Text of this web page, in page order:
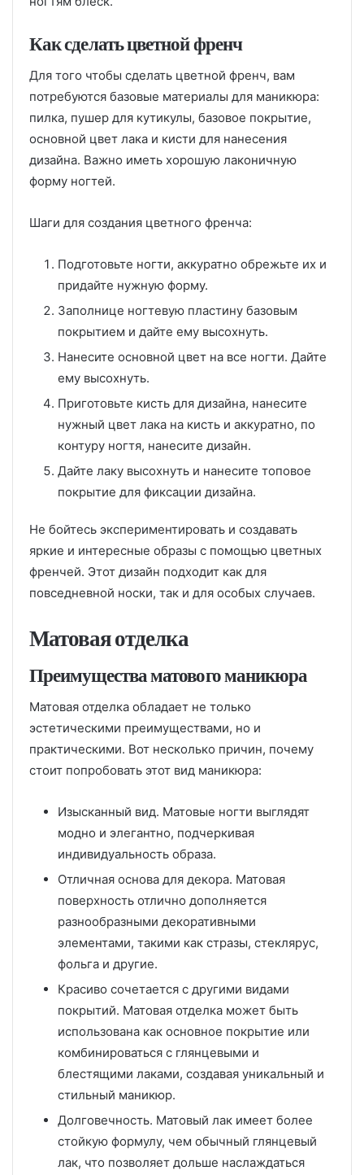
Как сделать цветной френч
Для того чтобы сделать цветной френч, вам
потребуются базовые материалы для маникюра:
пилка, пушер для кутикулы, базовое покрытие,
основной цвет лака и кисти для нанесения
дизайна. Важно иметь хорошую лаконичную
форму ногтей.
Шаги для создания цветного френча:
Подготовьте ногти, аккуратно обрежьте их и
придайте нужную форму.
Заполнице ногтевую пластину базовым
покрытием и дайте ему высохнуть.
Нанесите основной цвет на все ногти. Дайте
ему высохнуть.
Приготовьте кисть для дизайна, нанесите
нужный цвет лака на кисть и аккуратно, по
контуру ногтя, нанесите дизайн.
Дайте лаку высохнуть и нанесите топовое
покрытие для фиксации дизайна.
Не бойтесь экспериментировать и создавать
яркие и интересные образы с помощью цветных
френчей. Этот дизайн подходит как для
повседневной носки, так и для особых случаев.
Матовая отделка
Преимущества матового маникюра
Матовая отделка обладает не только
эстетическими преимуществами, но и
практическими. Вот несколько причин, почему
стоит попробовать этот вид маникюра:
Изысканный вид. Матовые ногти выглядят
модно и элегантно, подчеркивая
индивидуальность образа.
Отличная основа для декора. Матовая
поверхность отлично дополняется
разнообразными декоративными
элементами, такими как стразы, стеклярус,
фольга и другие.
Красиво сочетается с другими видами
покрытий. Матовая отделка может быть
использована как основное покрытие или
комбинироваться с глянцевыми и
блестящими лаками, создавая уникальный и
стильный маникюр.
Долговечность. Матовый лак имеет более
стойкую формулу, чем обычный глянцевый
лак, что позволяет дольше наслаждаться